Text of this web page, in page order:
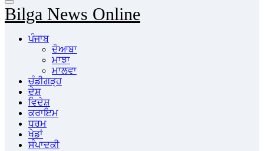
Bilga News Online
ਪੰਜਾਬ
ਦੋਆਬਾ
ਮਾਝਾ
ਮਾਲਵਾ
ਚੰਡੀਗੜ੍ਹ
ਦੇਸ਼
ਵਿਦੇਸ਼
ਕਰਾਇਮ
ਧਰਮ
ਖੇਡਾਂ
ਸੰਪਾਦਕੀ